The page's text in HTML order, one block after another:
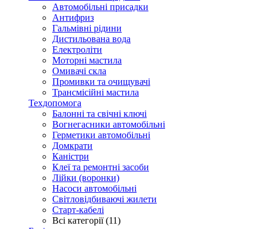
Автомобільні присадки
Антифриз
Гальмівні рідини
Дистильована вода
Електроліти
Моторні мастила
Омивачі скла
Промивки та очищувачі
Трансмісійні мастила
Техдопомога
Балонні та свічні ключі
Вогнегасники автомобільні
Герметики автомобільні
Домкрати
Каністри
Клеї та ремонтні засоби
Лійки (воронки)
Насоси автомобільні
Світловідбиваючі жилети
Старт-кабелі
Всі категорії (11)